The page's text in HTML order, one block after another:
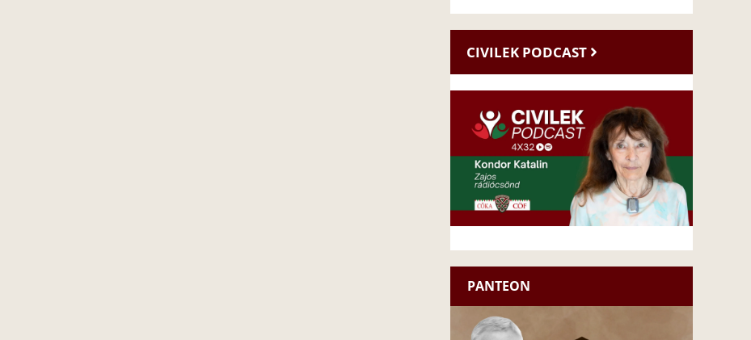
CIVILEK PODCAST
PANTEON